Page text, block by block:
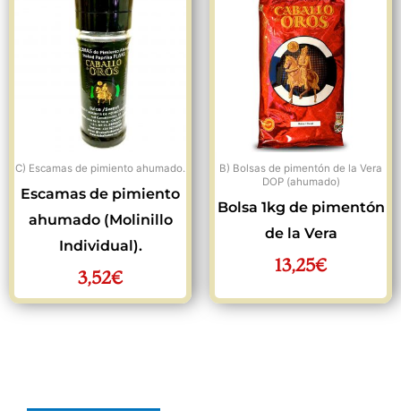
C) Escamas de pimiento ahumado.
Escamas de pimiento
ahumado (Molinillo
Individual).
3,52€
B) Bolsas de pimentón de la Vera
DOP (ahumado)
Bolsa 1kg de pimentón
de la Vera
13,25€